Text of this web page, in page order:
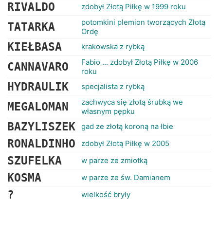
RIVALDO zdobył Złotą Piłkę w 1999 roku
TATARKA
potomkini plemion tworzących Złotą
Ordę
KIEŁBASA krakowska z rybką
CANNAVARO
Fabio ... zdobył Złotą Piłkę w 2006
roku
HYDRAULIK specjalista z rybką
MEGALOMAN
zachwyca się złotą śrubką we
własnym pępku
BAZYLISZEK gad ze złotą koroną na łbie
RONALDINHO zdobył Złotą Piłkę w 2005
SZUFELKA w parze ze zmiotką
KOSMA w parze ze św. Damianem
? wielkość bryły